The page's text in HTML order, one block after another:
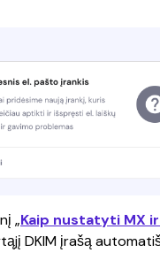
„Kaip nustatyti MX ir
DKIM įrašą